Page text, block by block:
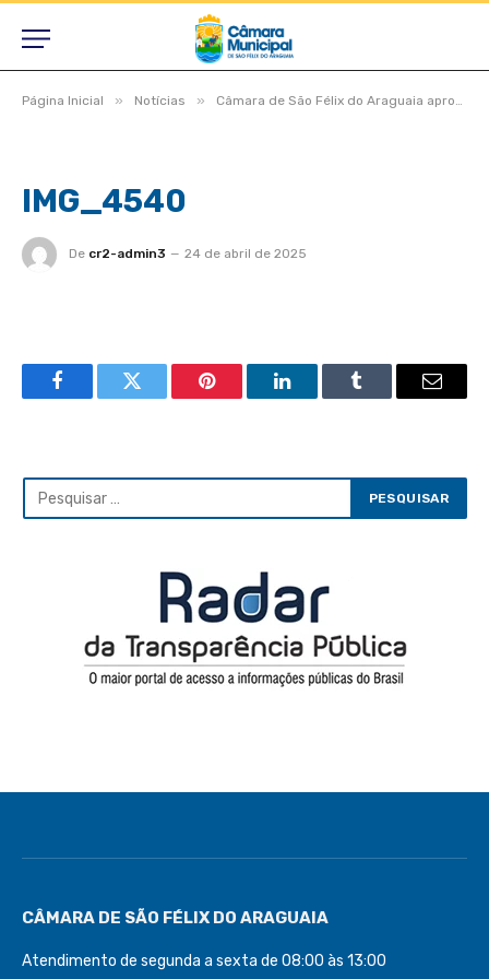
Página Inicial » Notícias » Câmara de São Félix do Araguaia aprova projetos estratégicos em dois turnos durante Sessão Ordinária e Extraordinária
IMG_4540
De cr2-admin3 24 de abril de 2025
FacebookTwitter Pinterest LinkedInTumblr Email
CÂMARA DE SÃO FÉLIX DO ARAGUAIA
Atendimento de segunda a sexta de 08:00 às 13:00